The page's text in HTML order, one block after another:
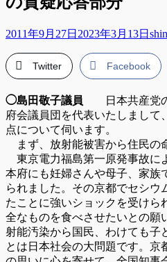
投
日
2011年9月27日 2023年3月13日 投
者
Twitter Facebook
◯島田敬子議員 日本共産党の
府会議員団を代表いたしまして
点について伺います。
まず、放射能被害から住民の
東京電力福島第一原発事故に
本府にも妊婦さんや母子、家族
られました。その京都でセシウ
たことに強いショックを受けら
全なものを食べさせたいとの願
射能汚染から国民、わけても子
とは日本社会の大問題です。京